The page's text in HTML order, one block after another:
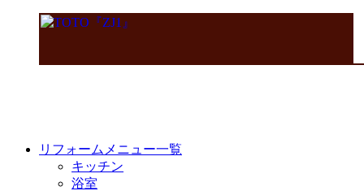
リフォームメニュー一覧
キッチン
浴室